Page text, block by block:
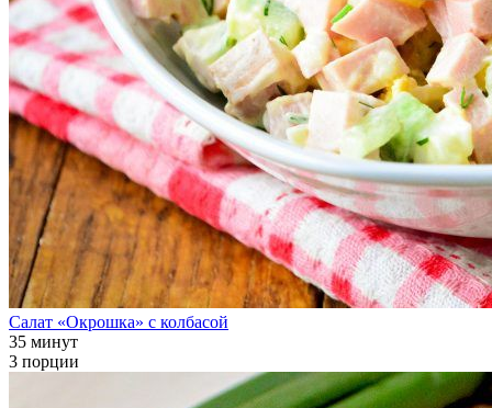
Салат «Окрошка» с колбасой
35 минут
3 порции